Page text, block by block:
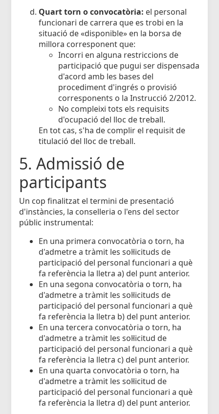
Quart torn o convocatòria: el personal
funcionari de carrera que es trobi en la
situació de «disponible» en la borsa de
millora corresponent que:
Incorri en alguna restriccions de
participació que pugui ser dispensada
d'acord amb les bases del
procediment d'ingrés o provisió
corresponents o la Instrucció 2/2012.
No compleixi tots els requisits
d'ocupació del lloc de treball.
En tot cas, s'ha de complir el requisit de
titulació del lloc de treball.
5. Admissió de
participants
Un cop finalitzat el termini de presentació
d'instàncies, la conselleria o l'ens del sector
públic instrumental:
En una primera convocatòria o torn, ha
d'admetre a tràmit les sol·licituds de
participació del personal funcionari a què
fa referència la lletra a) del punt anterior.
En una segona convocatòria o torn, ha
d'admetre a tràmit les sol·licituds de
participació del personal funcionari a què
fa referència la lletra b) del punt anterior.
En una tercera convocatòria o torn, ha
d'admetre a tràmit les sol·licitud de
participació del personal funcionari a què
fa referència la lletra c) del punt anterior.
En una quarta convocatòria o torn, ha
d'admetre a tràmit les sol·licitud de
participació del personal funcionari a què
fa referència la lletra d) del punt anterior.